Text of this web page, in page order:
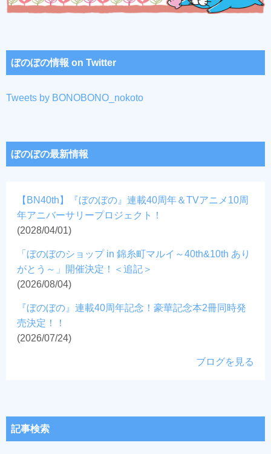
ぼのぼの情報 on Twitter
Tweets by BONOBONO_nokoto
ぼのぼの最新情報
【BN40th】『ぼのぼの』連載40周年＆TVアニメ10周
年アニバーサリープロジェクト！
(2028/04/01)
「ぼのぼのショップ in 錦糸町マルイ～40th&10th あり
がとう～」開催決定！＜追記＞
(2026/08/04)
『ぼのぼの』連載40周年記念！豪華記念本2冊同時発
売決定！！
(2026/07/24)
ブログを見る
記事検索